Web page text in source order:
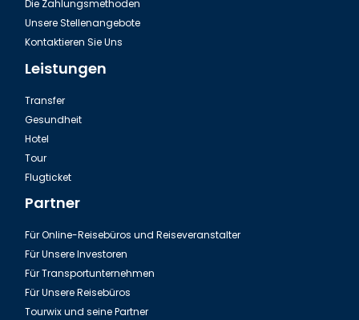
Die Zahlungsmethoden
Unsere Stellenangebote
Kontaktieren Sie Uns
Leistungen
Transfer
Gesundheit
Hotel
Tour
Flugticket
Partner
Für Online-Reisebüros und Reiseveranstalter
Für Unsere Investoren
Für Transportunternehmen
Für Unsere Reisebüros
Tourwix und seine Partner